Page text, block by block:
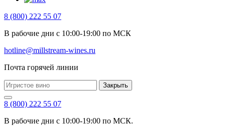
8 (800) 222 55 07
В рабочие дни с 10:00-19:00 по МСК
hotline@millstream-wines.ru
Почта горячей линии
Закрыть
8 (800) 222 55 07
В рабочие дни с 10:00-19:00 по МСК.